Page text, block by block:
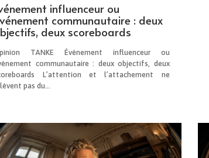
influenceur ou
communautaire : deux
deux scoreboards
TANKE Événement influenceur ou
communautaire : deux objectifs, deux
L’attention et l’attachement ne
pas du...